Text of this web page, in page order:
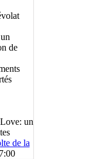
de
un
de la